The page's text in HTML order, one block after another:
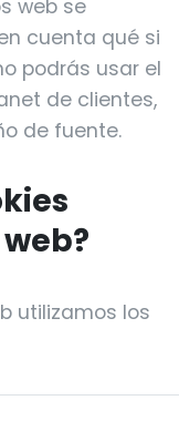
web se
cuenta qué si
podrás usar el
de clientes,
de fuente.
utilizamos los